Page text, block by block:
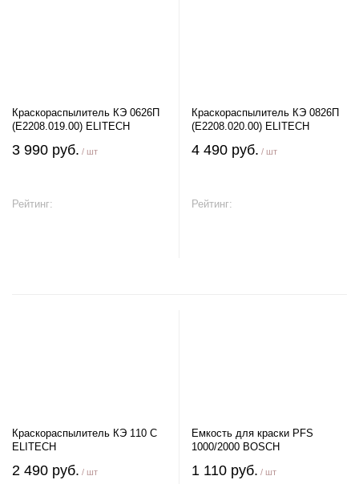
Краскораспылитель КЭ 0626П
(E2208.019.00) ELITECH
3 990 руб. / шт
Рейтинг:
Краскораспылитель КЭ 0826П
(E2208.020.00) ELITECH
4 490 руб. / шт
Рейтинг:
Краскораспылитель КЭ 110 С
ELITECH
2 490 руб. / шт
Емкость для краски PFS
1000/2000 BOSCH
1 110 руб. / шт